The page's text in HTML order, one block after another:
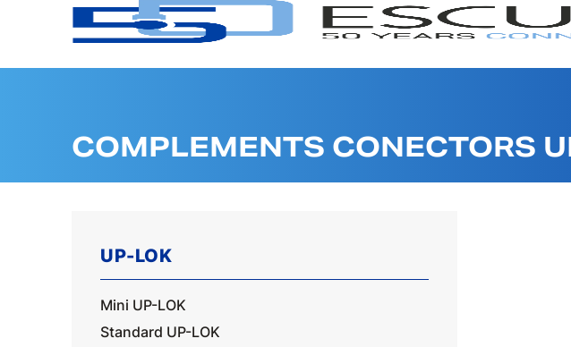
COMPLEMENTS CONECTORS
UP-LOK
Mini UP-LOK
Standard UP-LOK